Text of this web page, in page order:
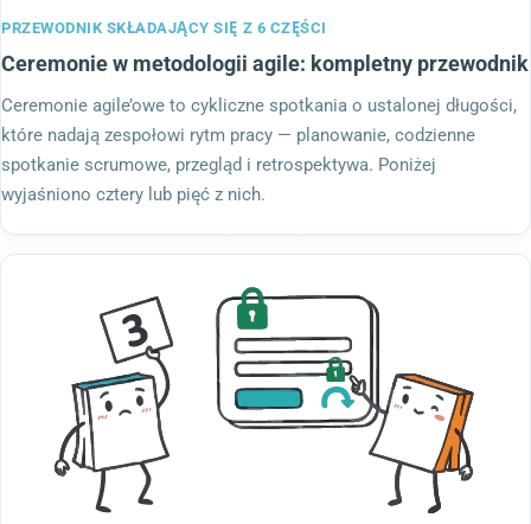
PRZEWODNIK SKŁADAJĄCY SIĘ Z 6 CZĘŚCI
Ceremonie w metodologii agile: kompletny przewodnik
Ceremonie agile’owe to cykliczne spotkania o ustalonej długości,
które nadają zespołowi rytm pracy — planowanie, codzienne
spotkanie scrumowe, przegląd i retrospektywa. Poniżej
wyjaśniono cztery lub pięć z nich.